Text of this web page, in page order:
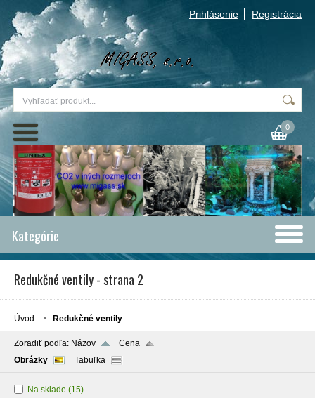
Prihlásenie Registrácia
0
Kategórie
Redukčné ventily - strana 2
Úvod Redukčné ventily
Zoradiť podľa: Názov
Cena
Obrázky
Tabuľka
Na sklade (15)